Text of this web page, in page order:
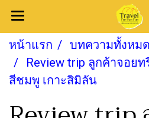
หน้าแรก บทความทั้งหมด
Review trip ลูกค้าจอย
สีชมพู เกาะสิมิลัน